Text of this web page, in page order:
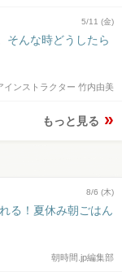
5/11 (金)
んな時どうしたら
インストラクター 竹内由美
もっと見る
8/6 (木)
る！夏休み朝ごはん
朝時間.jp編集部